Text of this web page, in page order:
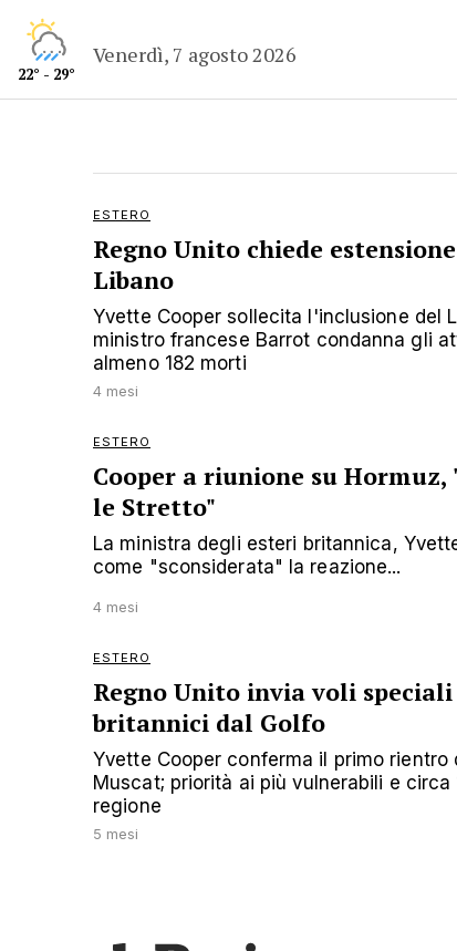
22° - 29°
Venerdì, 7 agosto 2026
ESTERO
Regno Unito chiede
Libano
Yvette Cooper sollecita l'inclusione del
ministro francese Barrot condanna gli
almeno 182 morti
4 mesi
ESTERO
Cooper a riunione su
le Stretto"
La ministra degli esteri britannica,
come "sconsiderata" la reazione...
4 mesi
ESTERO
Regno Unito invia voli
britannici dal Golfo
Yvette Cooper conferma il primo rientro
Muscat; priorità ai più vulnerabili e
regione
5 mesi